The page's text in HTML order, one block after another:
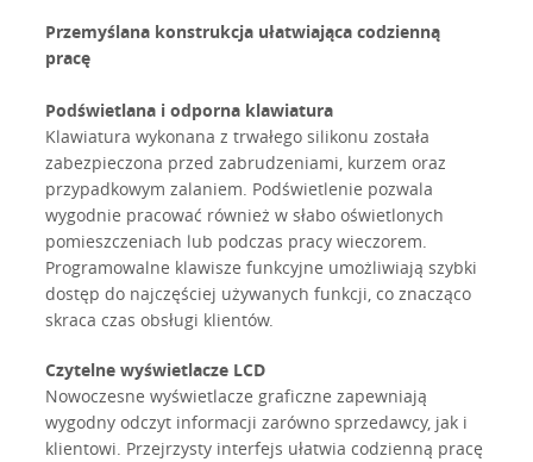
Przemyślana konstrukcja ułatwiająca codzienną
pracę
Podświetlana i odporna klawiatura
Klawiatura wykonana z trwałego silikonu została
zabezpieczona przed zabrudzeniami, kurzem oraz
przypadkowym zalaniem. Podświetlenie pozwala
wygodnie pracować również w słabo oświetlonych
pomieszczeniach lub podczas pracy wieczorem.
Programowalne klawisze funkcyjne umożliwiają szybki
dostęp do najczęściej używanych funkcji, co znacząco
skraca czas obsługi klientów.
Czytelne wyświetlacze LCD
Nowoczesne wyświetlacze graficzne zapewniają
wygodny odczyt informacji zarówno sprzedawcy, jak i
klientowi. Przejrzysty interfejs ułatwia codzienną pracę